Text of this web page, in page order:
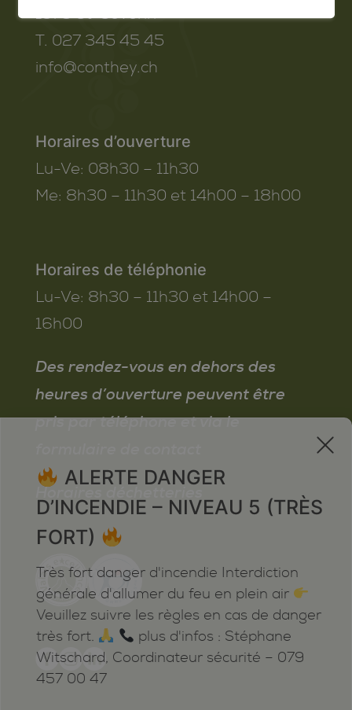
1975 St-Séverin
T. 027 345 45 45
info@conthey.ch
Horaires d’ouverture
Lu-Ve: 08h30 – 11h30
Me: 8h30 – 11h30 et 14h00 – 18h00
Horaires de téléphonie
Lu-Ve: 8h30 – 11h30 et 14h00 –
16h00
Des rendez-vous en dehors des
heures d’ouverture peuvent être
pris par téléphone et via le
Horaires déchetteries
x
ALERTE DANGER
D’INCENDIE – NIVEAU 5 (TRÈS
FORT)
Très fort danger d'incendie Interdiction
générale d'allumer du feu en plein air
Veuillez suivre les règles en cas de danger
très fort.
plus d'infos : Stéphane
Witschard, Coordinateur sécurité – 079
457 00 47